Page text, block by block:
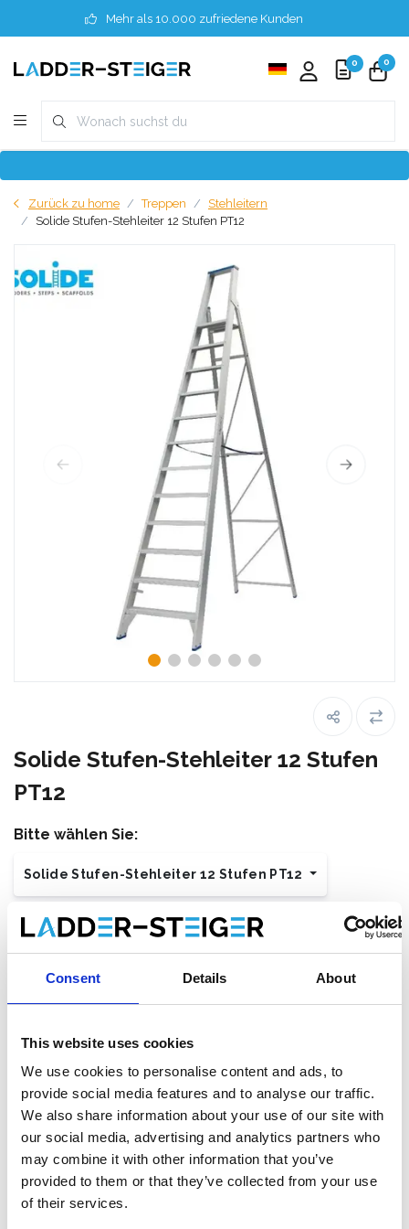
Consent Details About
This website uses cookies
We use cookies to personalise content and ads, to
provide social media features and to analyse our traffic.
We also share information about your use of our site with
our social media, advertising and analytics partners who
may combine it with other information that you’ve
provided to them or that they’ve collected from your use
of their services.
Mehr als 10.000 zufriedene Kunden
0 0
Zurück zu home Treppen
Stehleitern
Solide Stufen-Stehleiter 12 Stufen PT12
Solide Stufen-Stehleiter 12 Stufen
PT12
Bitte wählen Sie:
Solide Stufen-Stehleiter 12 Stufen PT12
€594,00 €726,63
Exkl. MwSt
€718,74 €879,22
Inkl. MwSt
Gratis Versand innerhalb von 1-3 Werktagen, oder
Zum Warenkorb hinzufügen
Zum Angebot hinzufügen
Als Favorit speichern